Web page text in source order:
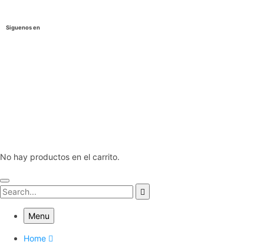
Siguenos en
No hay productos en el carrito.
Menu
Home